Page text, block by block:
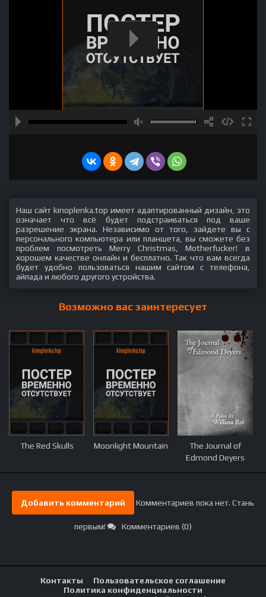
Наш сайт kinoplenka.top имеет адаптированный дизайн, это
означает что всё будет подстраиваться под ваше
разрешение экрана. Независимо от того, зайдете вы с
персонального компьютера или планшета, вы сможете без
проблем посмотреть Merry Christmas, Motherfucker! в
хорошем качестве онлайн и бесплатно. Так что вам всегда
будет удобно пользоваться нашим сайтом с телефона,
айпада и любого другого устройства.
Возможно вас заинтересует
The Red Skulls Moonlight Mountain
The Journal of
Edmond Deyers
Добавить комментарий Комментариев пока нет. Стань
первым! Комментариев (0)
Контакты
Пользовательское соглашение
Политика конфиденциальности